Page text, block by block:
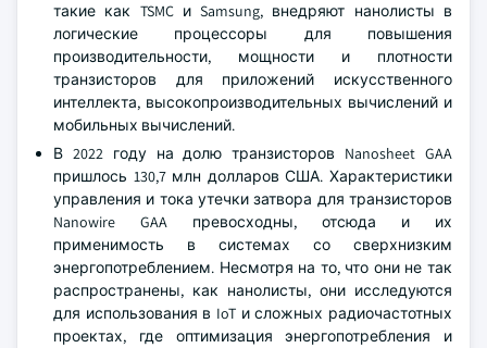
такие как TSMC и Samsung, внедряют нанолисты в
логические процессоры для повышения
производительности, мощности и плотности
транзисторов для приложений искусственного
интеллекта, высокопроизводительных вычислений и
мобильных вычислений.
В 2022 году на долю транзисторов Nanosheet GAA
пришлось 130,7 млн долларов США. Характеристики
управления и тока утечки затвора для транзисторов
Nanowire GAA превосходны, отсюда и их
применимость в системах со сверхнизким
энергопотреблением. Несмотря на то, что они не так
распространены, как нанолисты, они исследуются
для использования в IoT и сложных радиочастотных
проектах, где оптимизация энергопотребления и